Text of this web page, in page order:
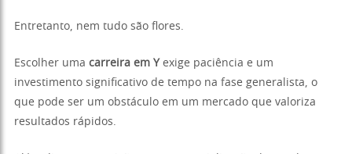
Entretanto, nem tudo são flores.
Escolher uma carreira em Y exige paciência e um
investimento significativo de tempo na fase generalista, o
que pode ser um obstáculo em um mercado que valoriza
resultados rápidos.